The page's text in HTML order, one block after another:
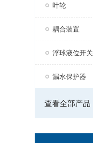
叶轮
耦合装置
浮球液位开关
漏水保护器
查看全部产品